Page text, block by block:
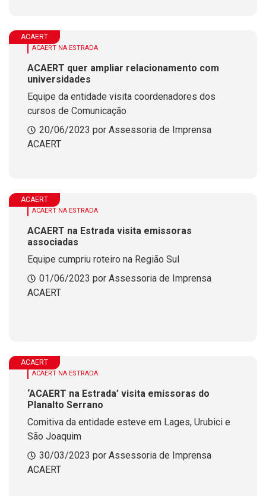
ACAERT
ACAERT NA ESTRADA
ACAERT quer ampliar relacionamento com
universidades
Equipe da entidade visita coordenadores dos
cursos de Comunicação
20/06/2023 por Assessoria de Imprensa
ACAERT
ACAERT
ACAERT NA ESTRADA
ACAERT na Estrada visita emissoras
associadas
Equipe cumpriu roteiro na Região Sul
01/06/2023 por Assessoria de Imprensa
ACAERT
ACAERT
ACAERT NA ESTRADA
‘ACAERT na Estrada’ visita emissoras do
Planalto Serrano
Comitiva da entidade esteve em Lages, Urubici e
São Joaquim
30/03/2023 por Assessoria de Imprensa
ACAERT